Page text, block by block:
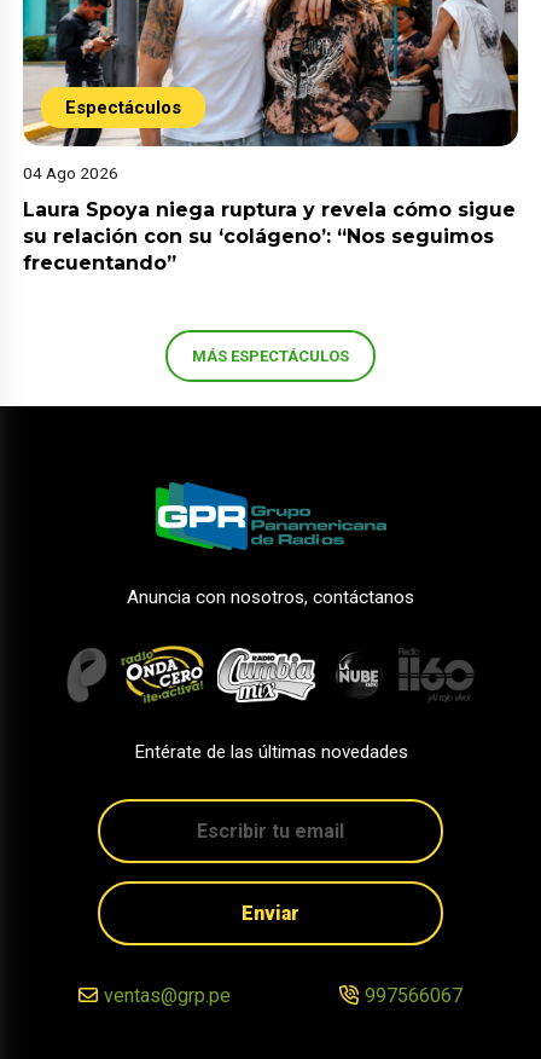
Espectáculos
04 Ago 2026
Laura Spoya niega ruptura y revela cómo sigue
su relación con su ‘colágeno’: “Nos seguimos
frecuentando”
MÁS ESPECTÁCULOS
Anuncia con nosotros, contáctanos
Entérate de las últimas novedades
Enviar
ventas@grp.pe 997566067